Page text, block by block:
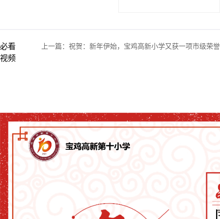
上一篇： 祝贺：新年伊始，宝鸡高新小学又获一项市级荣誉
必看
视频